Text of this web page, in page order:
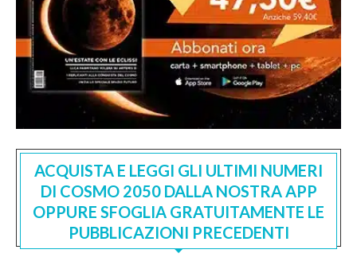
ACQUISTA E LEGGI GLI ULTIMI NUMERI
DI COSMO 2050 DALLA NOSTRA APP
OPPURE SFOGLIA GRATUITAMENTE LE
PUBBLICAZIONI PRECEDENTI